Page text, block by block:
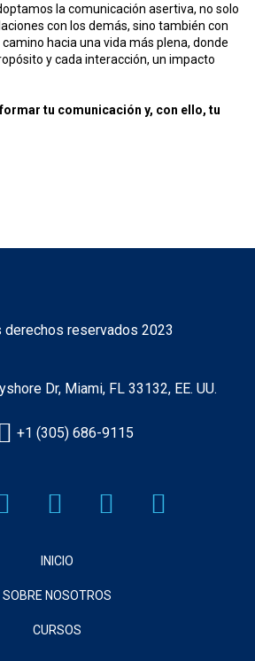
la comunicación asertiva, no solo
con los demás, sino también con
hacia una vida más plena, donde
y cada interacción, un impacto
tu comunicación y, con ello, tu
derechos reservados 2023
Dr, Miami, FL 33132, EE. UU.
+1 (305) 686-9115
INICIO
SOBRE NOSOTROS
CURSOS